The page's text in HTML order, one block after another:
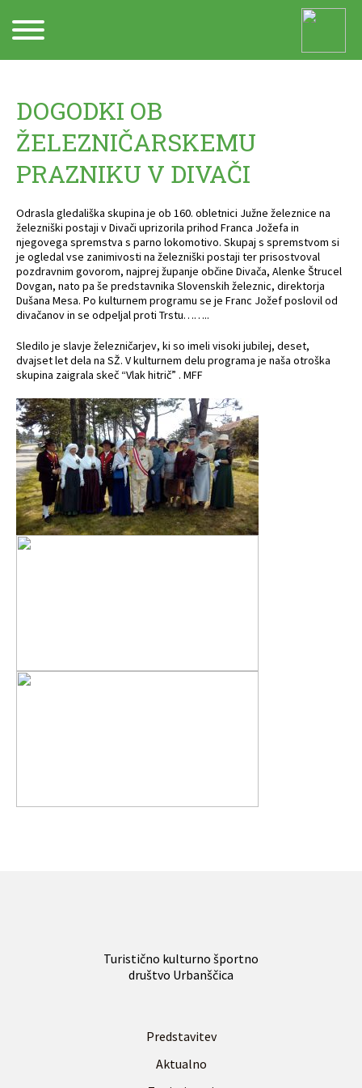
DOGODKI OB
ŽELEZNIČARSKEMU
PRAZNIKU V DIVAČI
Odrasla gledališka skupina je ob 160. obletnici Južne železnice na
železniški postaji v Divači uprizorila prihod Franca Jožefa in
njegovega spremstva s parno lokomotivo. Skupaj s spremstvom si
je ogledal vse zanimivosti na železniški postaji ter prisostvoval
pozdravnim govorom, najprej županje občine Divača, Alenke Štrucel
Dovgan, nato pa še predstavnika Slovenskih železnic, direktorja
Dušana Mesa. Po kulturnem programu se je Franc Jožef poslovil od
divačanov in se odpeljal proti Trstu……..
Sledilo je slavje železničarjev, ki so imeli visoki jubilej, deset,
dvajset let dela na SŽ. V kulturnem delu programa je naša otroška
skupina zaigrala skeč “Vlak hitrič” . MFF
Turistično kulturno športno
društvo Urbanščica
Predstavitev
Aktualno